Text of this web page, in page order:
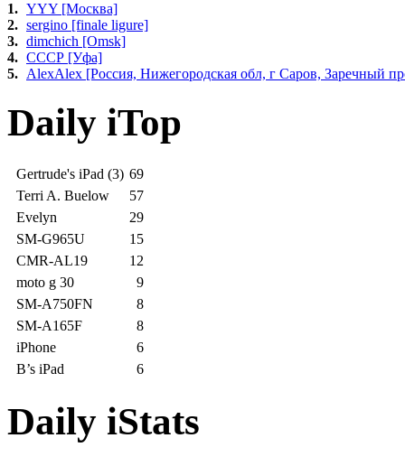
1. YYY [Москва]
2. sergino [finale ligure]
3. dimchich [Omsk]
4. СССР [Уфа]
5. AlexAlex [Россия, Нижегородская обл, г Саров, Заречный
Daily iTop
Gertrude's iPad (3) 69
Terri A. Buelow
57
Evelyn
29
SM-G965U
15
CMR-AL19
12
moto g 30
9
SM-A750FN
8
SM-A165F
8
iPhone
6
B’s iPad
6
Daily iStats